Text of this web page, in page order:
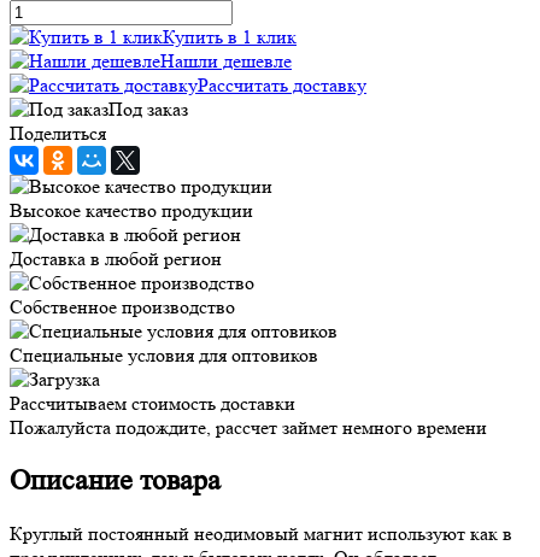
Купить в 1 клик
Нашли дешевле
Рассчитать доставку
Под заказ
Поделиться
Высокое качество продукции
Доставка в любой регион
Собственное производство
Специальные условия для оптовиков
Рассчитываем стоимость доставки
Пожалуйста подождите, рассчет займет немного времени
Описание товара
Круглый постоянный неодимовый магнит используют как в